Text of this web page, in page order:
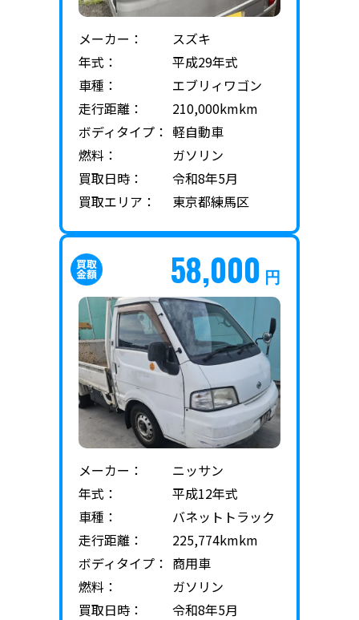
メーカー：
スズキ
年式：
平成29年式
車種：
エブリィワゴン
走行距離：
210,000kmkm
ボディタイプ： 軽自動車
燃料：
ガソリン
買取日時：
令和8年5月
買取エリア：
東京都練馬区
58,000 円
メーカー：
ニッサン
年式：
平成12年式
車種：
バネットトラック
走行距離：
225,774kmkm
ボディタイプ： 商用車
燃料：
ガソリン
買取日時：
令和8年5月